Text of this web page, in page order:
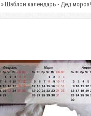
» Шаблон календарь - Дед мороз!